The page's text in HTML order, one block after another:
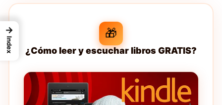
🎁
¿Cómo leer y escuchar libros GRATIS?
→
Index